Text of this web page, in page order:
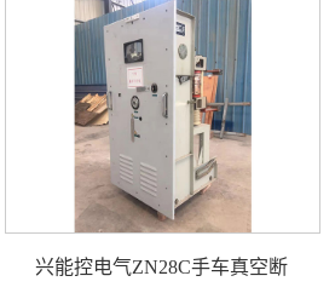
兴能控电气ZN28C手车真空断